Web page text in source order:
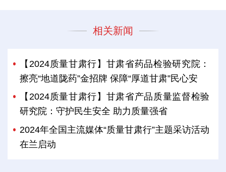
相关新闻
【2024质量甘肃行】甘肃省药品检验研究院：
擦亮“地道陇药”金招牌 保障“厚道甘肃”民心安
【2024质量甘肃行】甘肃省产品质量监督检验
研究院：守护民生安全 助力质量强省
2024年全国主流媒体“质量甘肃行”主题采访活动
在兰启动